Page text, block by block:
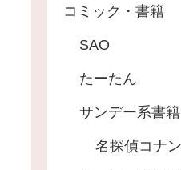
コミック・書籍
SAO
たーたん
サンデー系書籍
名探偵コナン